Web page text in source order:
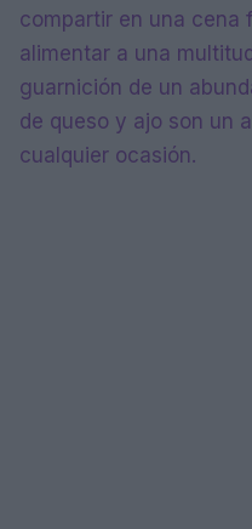
compartir en una cena
alimentar a una
guarnición de un
de queso y ajo son un
cualquier ocasión.